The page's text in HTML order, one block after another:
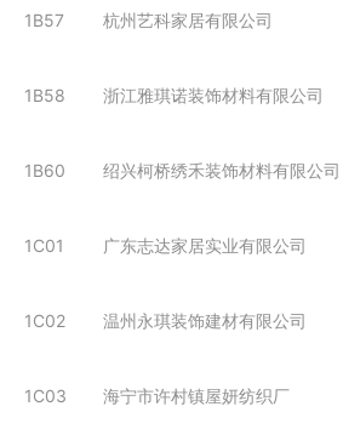
1B57 杭州艺科家居有限公司
1B58 浙江雅琪诺装饰材料有限公司
1B60 绍兴柯桥绣禾装饰材料有限公司
1C01 广东志达家居实业有限公司
1C02 温州永琪装饰建材有限公司
1C03 海宁市许村镇屋妍纺织厂